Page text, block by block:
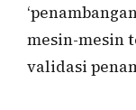
mesin-mesin
validasi